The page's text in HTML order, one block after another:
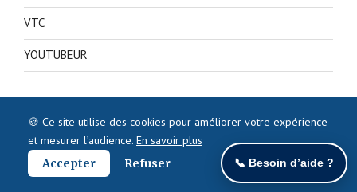
VTC
YOUTUBEUR
🍪 Ce site utilise des cookies pour améliorer votre expérience
et mesurer l’audience. En savoir plus
Accepter
Refuser 📞 Besoin d’aide ?